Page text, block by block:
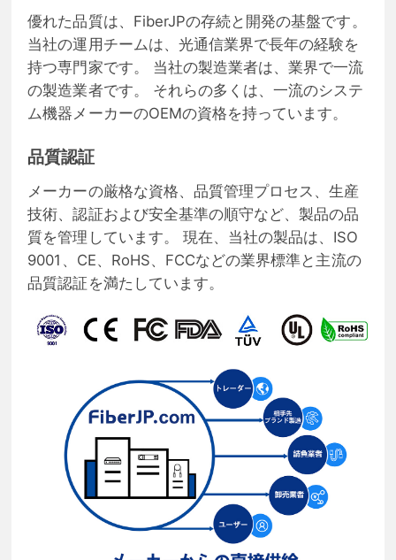
優れた品質は、FiberJPの存続と開発の基盤です。
当社の運用チームは、光通信業界で長年の経験を
持つ専門家です。 当社の製造業者は、業界で一流
の製造業者です。 それらの多くは、一流のシステ
ム機器メーカーのOEMの資格を持っています。
品質認証
メーカーの厳格な資格、品質管理プロセス、生産
技術、認証および安全基準の順守など、製品の品
質を管理しています。 現在、当社の製品は、ISO
9001、CE、RoHS、FCCなどの業界標準と主流の
品質認証を満たしています。